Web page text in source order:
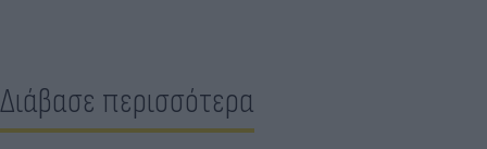
Διάβασε περισσότερα